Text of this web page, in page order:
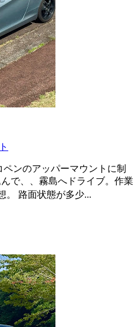
ンのアッパーマウントに制
で、、霧島へドライブ。作業
。 路面状態が多少...